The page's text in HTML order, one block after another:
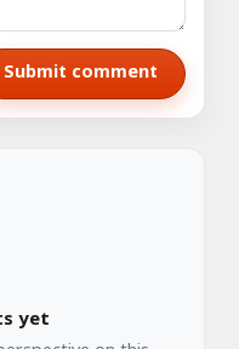
Submit comment
yet